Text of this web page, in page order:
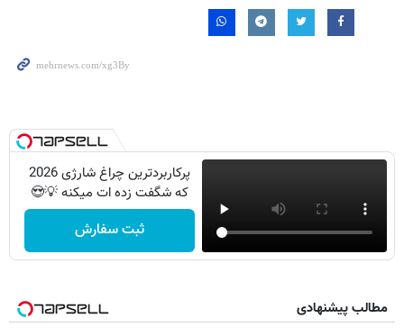
پرکاربردترین چراغ شارژی 2026
که شگفت زده ات میکنه 💡😍
ثبت سفارش
مطالب پیشنهادی